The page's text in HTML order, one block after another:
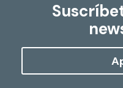
Tratamiento de datos
Política de Cookies